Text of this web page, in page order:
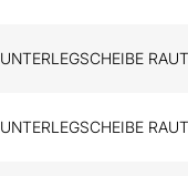
UNTERLEGSCHEIBE
UNTERLEGSCHEIBE